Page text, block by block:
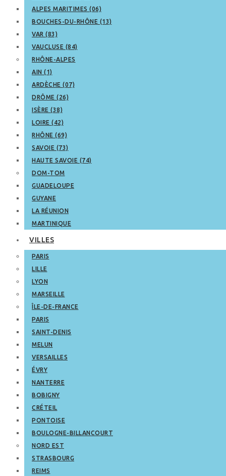
ALPES MARITIMES (06)
BOUCHES-DU-RHÔNE (13)
VAR (83)
VAUCLUSE (84)
RHÔNE-ALPES
AIN (1)
ARDÈCHE (07)
DRÔME (26)
ISÈRE (38)
LOIRE (42)
RHÔNE (69)
SAVOIE (73)
HAUTE SAVOIE (74)
DOM-TOM
GUADELOUPE
GUYANE
LA RÉUNION
MARTINIQUE
VILLES
PARIS
LILLE
LYON
MARSEILLE
ÎLE-DE-FRANCE
PARIS
SAINT-DENIS
MELUN
VERSAILLES
ÉVRY
NANTERRE
BOBIGNY
CRÉTEIL
PONTOISE
BOULOGNE-BILLANCOURT
NORD EST
STRASBOURG
REIMS